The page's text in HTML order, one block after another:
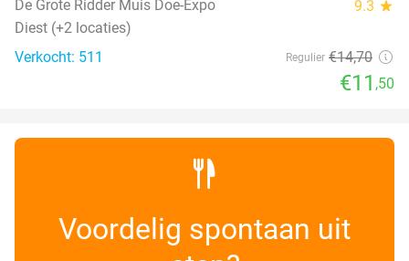
De Grote Ridder Muis Doe-Expo 9.3 star
Diest (+2 locaties)
Verkocht: 511
Regulier €14,70
€11 ,50
Voordelig spontaan uit